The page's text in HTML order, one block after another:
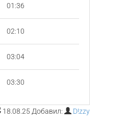
01:36
02:10
03:04
03:30
18.08.25 Добавил: D!zzy